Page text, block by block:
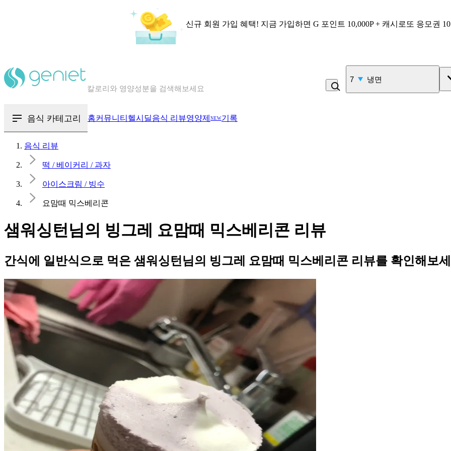
신규 회원 가입 혜택! 지금 가입하면 G 포인트 10,000P + 캐시로또 응모권
혈당 · 다이어트 음식 검색해보세요
7 냉면
음식 카테고리 홈커뮤니티 헬시딜음식 리뷰영양제 NEW기록
음식 리뷰
떡 / 베이커리 / 과자
아이스크림 / 빙수
요맘때 믹스베리콘
샘워싱턴님의 빙그레 요맘때 믹스베리콘 리뷰
간식에 일반식으로 먹은 샘워싱턴님의 빙그레 요맘때 믹스베리콘 리뷰를 확인해보